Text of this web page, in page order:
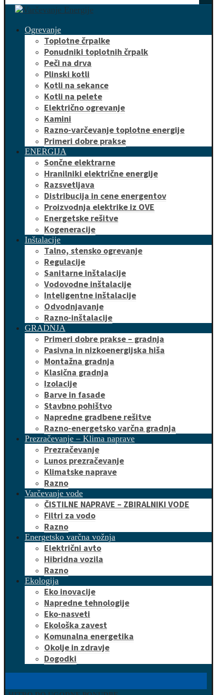
Ogrevanje
Toplotne črpalke
Ponudniki toplotnih črpalk
Peči na drva
Plinski kotli
Kotli na sekance
Kotli na pelete
Električno ogrevanje
Kamini
Razno-varčevanje toplotne energije
Primeri dobre prakse
ENERGIJA
Sončne elektrarne
Hranilniki električne energije
Razsvetljava
Distribucija in cene energentov
Proizvodnja elektrike iz OVE
Energetske rešitve
Kogeneracije
Inštalacije
Talno, stensko ogrevanje
Regulacije
Sanitarne inštalacije
Vodovodne inštalacije
Inteligentne inštalacije
Odvodnjavanje
Razno-inštalacije
GRADNJA
Primeri dobre prakse – gradnja
Pasivna in nizkoenergijska hiša
Montažna gradnja
Klasična gradnja
Izolacije
Barve in fasade
Stavbno pohištvo
Napredne gradbene rešitve
Razno-energetsko varčna gradnja
Prezračevanje – Klima naprave
Prezračevanje
Lunos prezračevanje
Klimatske naprave
Razno
Varčevanje vode
ČISTILNE NAPRAVE – ZBIRALNIKI VODE
Filtri za vodo
Razno
Energetsko varčna vožnja
Električni avto
Hibridna vozila
Razno
Ekologija
Eko inovacije
Napredne tehnologije
Eko-nasveti
Ekološka zavest
Komunalna energetika
Okolje in zdravje
Dogodki